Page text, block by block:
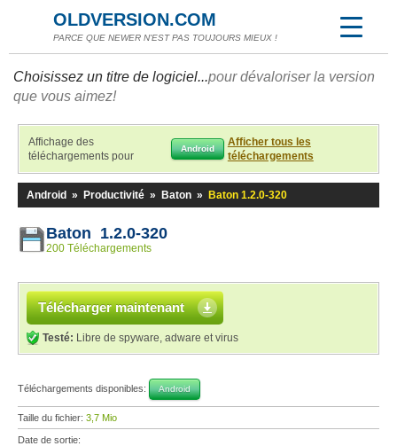
OLDVERSION.COM
PARCE QUE NEWER N'EST PAS TOUJOURS MIEUX !
Choisissez un titre de logiciel...pour dévaloriser la version
que vous aimez!
Affichage des
téléchargements pour
Android
Afficher tous les
téléchargements
Android » Productivité » Baton » Baton 1.2.0-320
Baton 1.2.0-320
200 Téléchargements
Télécharger maintenant
Testé: Libre de spyware, adware et virus
Téléchargements disponibles: Android
Taille du fichier: 3,7 Mio
Date de sortie: